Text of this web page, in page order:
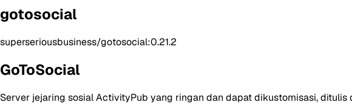
gotosocial
superseriousbusiness/gotosocial:0.21.2
GoToSocial
Server jejaring sosial ActivityPub yang ringan dan dapat dikustomisasi,